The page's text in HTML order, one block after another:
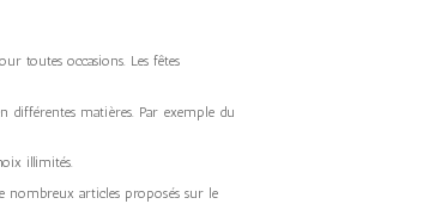
toutes occasions. Les fêtes
différentes matières. Par exemple du
illimités.
nombreux articles proposés sur le